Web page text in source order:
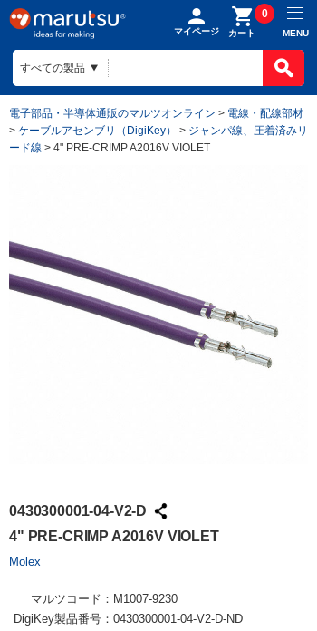
マイページ カート
0
MENU
電子部品・半導体通販のマルツオンライン > 電線・配線部材
> ケーブルアセンブリ（DigiKey） > ジャンパ線、圧着済みリ
ード線 > 4" PRE-CRIMP A2016V VIOLET
0430300001-04-V2-D
4" PRE-CRIMP A2016V VIOLET
Molex
マルツコード： M1007-9230
DigiKey製品番号： 0430300001-04-V2-D-ND